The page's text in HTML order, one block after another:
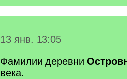
13 янв. 13:05
Фамилии деревни
века.